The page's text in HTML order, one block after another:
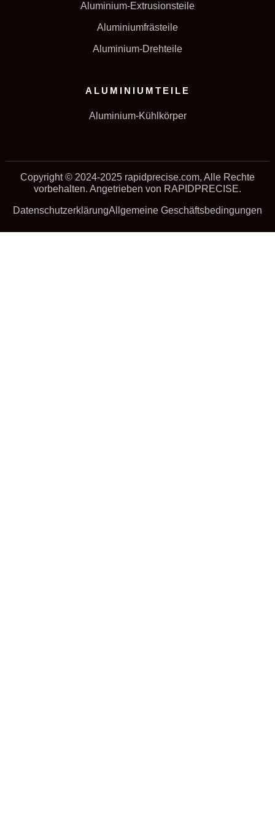
Aluminium-Extrusionsteile
Aluminiumfrästeile
Aluminium-Drehteile
ALUMINIUMTEILE
Aluminium-Kühlkörper
Copyright © 2024-2025 rapidprecise.com, Alle Rechte
vorbehalten. Angetrieben von RAPIDPRECISE.
DatenschutzerklärungAllgemeine Geschäftsbedingungen